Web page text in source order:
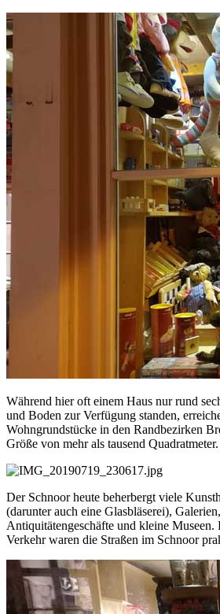
Während hier oft einem Haus nur rund
und Boden zur Verfügung standen,
Wohngrundstücke in den Randbezirken
Größe von mehr als tausend Quadratmeter.
Der Schnoor heute beherbergt viele
(darunter auch eine Glasbläserei),
Antiquitätengeschäfte und kleine Museen.
Verkehr waren die Straßen im Schnoor